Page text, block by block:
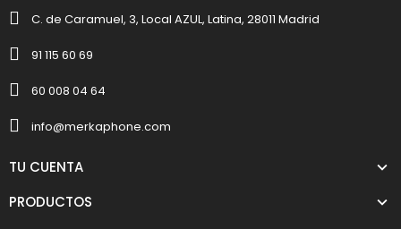
C. de Caramuel, 3, Local AZUL, Latina, 28011 Madrid
91 115 60 69
60 008 04 64
info@merkaphone.com
TU CUENTA
PRODUCTOS